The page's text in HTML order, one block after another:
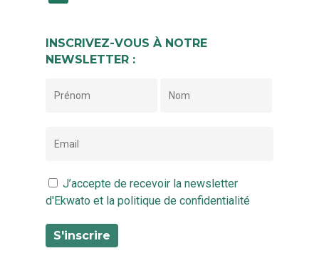
INSCRIVEZ-VOUS À NOTRE
NEWSLETTER :
J’accepte de recevoir la newsletter
d'Ekwato et la politique de confidentialité